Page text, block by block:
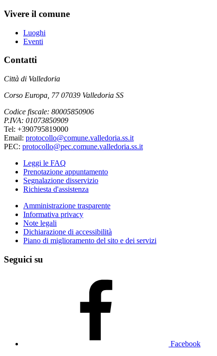
Vivere il comune
Luoghi
Eventi
Contatti
Città di Valledoria
Corso Europa, 77 07039 Valledoria SS
Codice fiscale: 80005850906
P.IVA: 01073850909
Tel: +390795819000
Email: protocollo@comune.valledoria.ss.it
PEC: protocollo@pec.comune.valledoria.ss.it
Leggi le FAQ
Prenotazione appuntamento
Segnalazione disservizio
Richiesta d'assistenza
Amministrazione trasparente
Informativa privacy
Note legali
Dichiarazione di accessibilità
Piano di miglioramento del sito e dei servizi
Seguici su
Facebook